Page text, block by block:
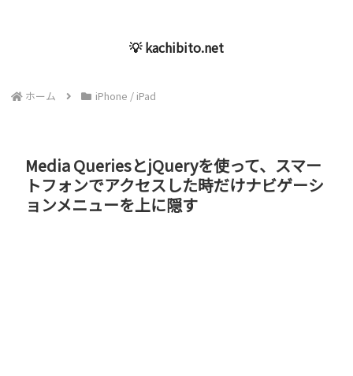
💡 kachibito.net
ホーム iPhone / iPad
Media QueriesとjQueryを使って、スマー
トフォンでアクセスした時だけナビゲーシ
ョンメニューを上に隠す